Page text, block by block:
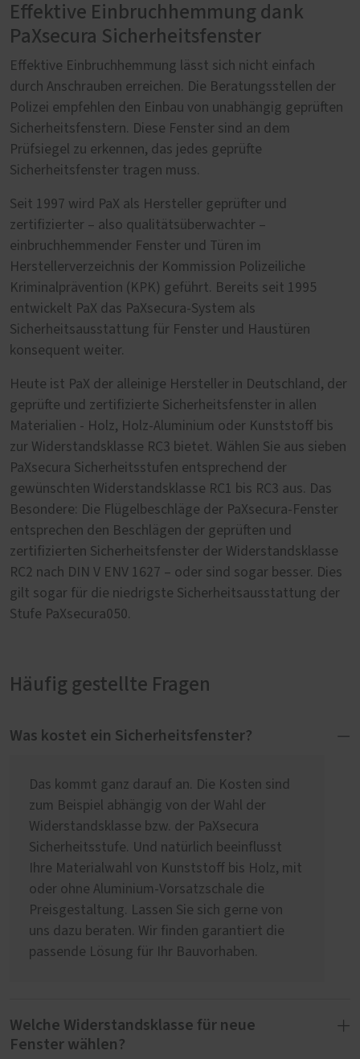
Effektive Einbruchhemmung dank
PaXsecura Sicherheitsfenster
Effektive Einbruchhemmung lässt sich nicht einfach
durch Anschrauben erreichen. Die Beratungsstellen der
Polizei empfehlen den Einbau von unabhängig geprüften
Sicherheitsfenstern. Diese Fenster sind an dem
Prüfsiegel zu erkennen, das jedes geprüfte
Sicherheitsfenster tragen muss.
Seit 1997 wird PaX als Hersteller geprüfter und
zertifizierter – also qualitätsüberwachter –
einbruchhemmender Fenster und Türen im
Herstellerverzeichnis der Kommission Polizeiliche
Kriminalprävention (KPK) geführt. Bereits seit 1995
entwickelt PaX das PaXsecura-System als
Sicherheitsausstattung für Fenster und Haustüren
konsequent weiter.
Heute ist PaX der alleinige Hersteller in Deutschland, der
geprüfte und zertifizierte Sicherheitsfenster in allen
Materialien - Holz, Holz-Aluminium oder Kunststoff bis
zur Widerstandsklasse RC3 bietet. Wählen Sie aus sieben
PaXsecura Sicherheitsstufen entsprechend der
gewünschten Widerstandsklasse RC1 bis RC3 aus. Das
Besondere: Die Flügelbeschläge der PaXsecura-Fenster
entsprechen den Beschlägen der geprüften und
zertifizierten Sicherheitsfenster der Widerstandsklasse
RC2 nach DIN V ENV 1627 – oder sind sogar besser. Dies
gilt sogar für die niedrigste Sicherheitsausstattung der
Stufe PaXsecura050.
Häufig gestellte Fragen
Was kostet ein Sicherheitsfenster?
Das kommt ganz darauf an. Die Kosten sind
zum Beispiel abhängig von der Wahl der
Widerstandsklasse bzw. der PaXsecura
Sicherheitsstufe. Und natürlich beeinflusst
Ihre Materialwahl von Kunststoff bis Holz, mit
oder ohne Aluminium-Vorsatzschale die
Preisgestaltung. Lassen Sie sich gerne von
uns dazu beraten. Wir finden garantiert die
passende Lösung für Ihr Bauvorhaben.
Welche Widerstandsklasse für neue
Fenster wählen?